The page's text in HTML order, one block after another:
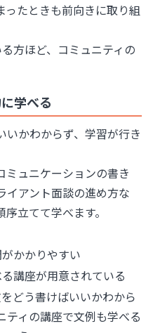
ったときも前向きに取り組
方ほど、コミュニティの
学べる
いかわからず、学習が行き
ミュニケーションの書き
イアント面談の進め方な
立てて学べます。
かかりやすい
講座が用意されている
どう書けばいいかわから
ティの講座で文例も学べる